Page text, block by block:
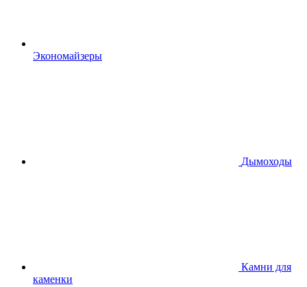
Экономайзеры
Дымоходы
Камни для
каменки